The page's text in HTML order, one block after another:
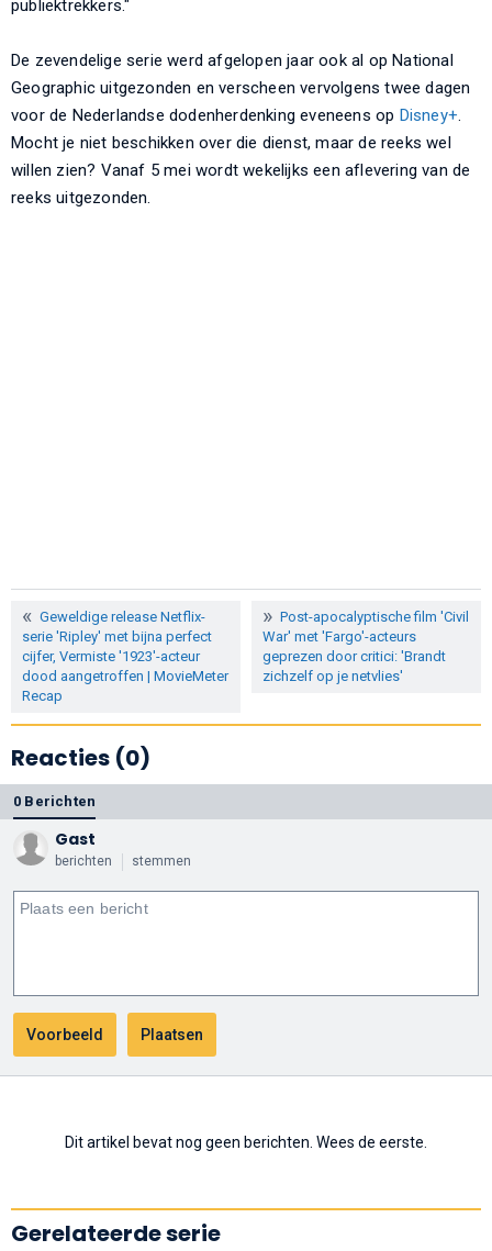
publiektrekkers."
De zevendelige serie werd afgelopen jaar ook al op National
Geographic uitgezonden en verscheen vervolgens twee dagen
voor de Nederlandse dodenherdenking eveneens op Disney+.
Mocht je niet beschikken over die dienst, maar de reeks wel
willen zien? Vanaf 5 mei wordt wekelijks een aflevering van de
reeks uitgezonden.
Geweldige release Netflix-
serie 'Ripley' met bijna perfect
cijfer, Vermiste '1923'-acteur
dood aangetroffen | MovieMeter
Recap
Post-apocalyptische film 'Civil
War' met 'Fargo'-acteurs
geprezen door critici: 'Brandt
zichzelf op je netvlies'
Reacties (0)
0 Berichten
Gast
berichten stemmen
Dit artikel bevat nog geen berichten. Wees de eerste.
Gerelateerde serie